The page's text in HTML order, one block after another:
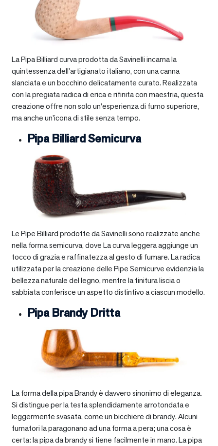
La Pipa Billiard curva prodotta da Savinelli incarna la
quintessenza dell’artigianato italiano, con una canna
slanciata e un bocchino delicatamente curato. Realizzata
con la pregiata radica di erica e rifinita con maestria, questa
creazione offre non solo un’esperienza di fumo superiore,
ma anche un’icona di stile senza tempo.
Pipa Billiard Semicurva
Le Pipe Billiard prodotte da Savinelli sono realizzate anche
nella forma semicurva, dove La curva leggera aggiunge un
tocco di grazia e raffinatezza al gesto di fumare. La radica
utilizzata per la creazione delle Pipe Semicurve evidenzia la
bellezza naturale del legno, mentre la finitura liscia o
sabbiata conferisce un aspetto distintivo a ciascun modello.
Pipa Brandy Dritta
La forma della pipa Brandy è davvero sinonimo di eleganza.
Si distingue per la testa splendidamente arrotondata e
leggermente svasata, come un bicchiere di brandy. Alcuni
fumatori la paragonano ad una forma a pera; una cosa è
certa: la pipa da brandy si tiene facilmente in mano. La pipa